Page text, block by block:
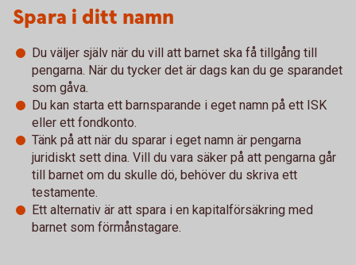
Spara i ditt namn
Du väljer själv när du vill att barnet ska få tillgång till
pengarna. När du tycker det är dags kan du ge sparandet
som gåva.
Du kan starta ett barnsparande i eget namn på ett ISK
eller ett fondkonto.
Tänk på att när du sparar i eget namn är pengarna
juridiskt sett dina. Vill du vara säker på att pengarna går
till barnet om du skulle dö, behöver du skriva ett
testamente.
Ett alternativ är att spara i en kapitalförsäkring med
barnet som förmånstagare.